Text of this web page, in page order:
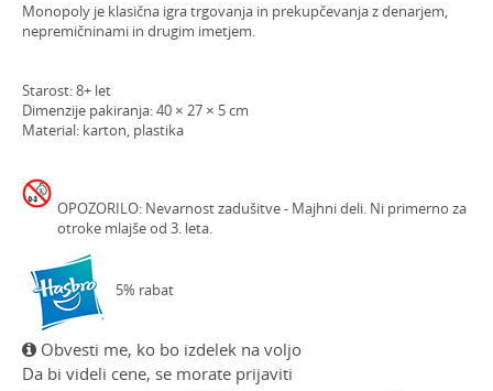
Monopoly je klasična igra trgovanja in prekupčevanja z denarjem,
nepremičninami in drugim imetjem.
Starost: 8+ let
Dimenzije pakiranja: 40 × 27 × 5 cm
Material: karton, plastika
OPOZORILO: Nevarnost zadušitve - Majhni deli. Ni primerno za
otroke mlajše od 3. leta.
5% rabat
Obvesti me, ko bo izdelek na voljo
Da bi videli cene, se morate prijaviti